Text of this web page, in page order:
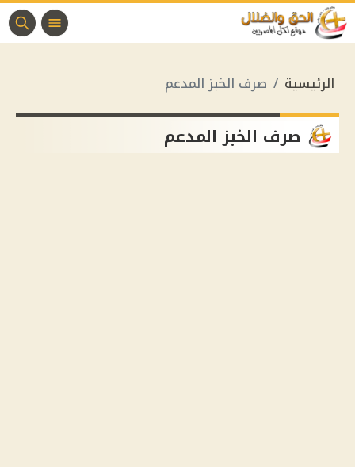
الرئيسية صرف الخبز المدعم
صرف الخبز المدعم